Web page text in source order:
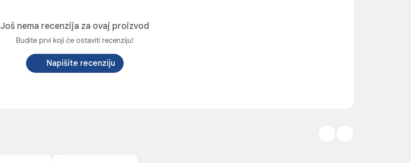
Još nema recenzija za ovaj proizvod
Budite prvi koji će ostaviti recenziju!
Napišite recenziju